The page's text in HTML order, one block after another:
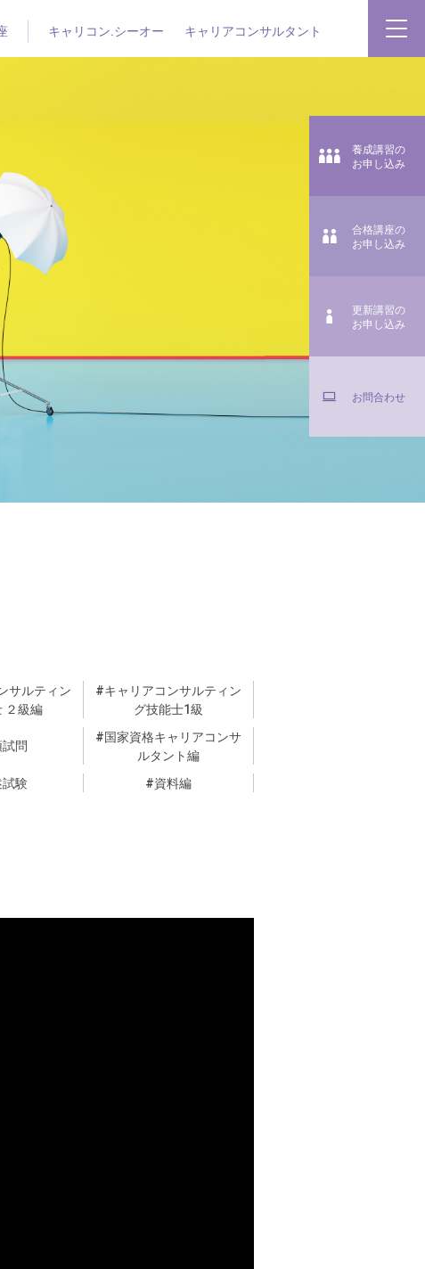
キャリコン.シーオー キャリアコンサルタント
養成講習の
お申し込み
合格講座の
お申し込み
更新講習の
お申し込み
お問合わせ
サルティン
２級編
キャリアコンサルティン
グ技能士1級
問
国家資格キャリアコンサ
ルタント編
験
資料編